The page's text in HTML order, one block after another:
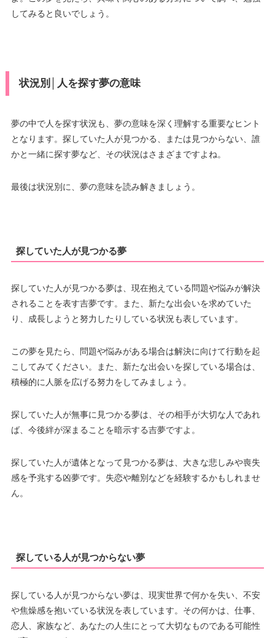
してみると良いでしょう。
状況別│人を探す夢の意味
夢の中で人を探す状況も、夢の意味を深く理解する重要なヒント
となります。探していた人が見つかる、または見つからない、誰
かと一緒に探す夢など、その状況はさまざまですよね。
最後は状況別に、夢の意味を読み解きましょう。
探していた人が見つかる夢
探していた人が見つかる夢は、現在抱えている問題や悩みが解決
されることを表す吉夢です。また、新たな出会いを求めていた
り、成長しようと努力したりしている状況も表しています。
この夢を見たら、問題や悩みがある場合は解決に向けて行動を起
こしてみてください。また、新たな出会いを探している場合は、
積極的に人脈を広げる努力をしてみましょう。
探していた人が無事に見つかる夢は、その相手が大切な人であれ
ば、今後絆が深まることを暗示する吉夢ですよ。
探していた人が遺体となって見つかる夢は、大きな悲しみや喪失
感を予兆する凶夢です。失恋や離別などを経験するかもしれませ
ん。
探している人が見つからない夢
探している人が見つからない夢は、現実世界で何かを失い、不安
や焦燥感を抱いている状況を表しています。その何かは、仕事、
恋人、家族など、あなたの人生にとって大切なものである可能性